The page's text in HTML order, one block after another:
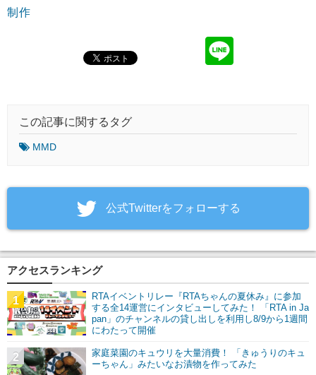
制作
この記事に関するタグ
MMD
‎公式Twitterをフォローする
アクセスランキング
RTAイベントリレー『RTAちゃんの夏休み』に参加
する全14運営にインタビューしてみた！ 「RTA in Ja
pan」のチャンネルの貸し出しを利用し8/9から1週間
にわたって開催
1
家庭菜園のキュウリを大量消費！ 「きゅうりのキュ
ーちゃん」みたいなお漬物を作ってみた
2